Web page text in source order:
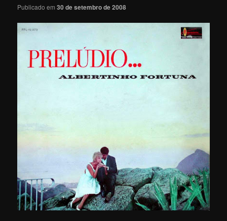
Publicado em30 de setembro de 2008